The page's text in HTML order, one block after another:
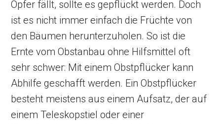
Opfer fällt, sollte es gepflückt werden. Doch
ist es nicht immer einfach die Früchte von
den Bäumen herunterzuholen. So ist die
Ernte vom Obstanbau ohne Hilfsmittel oft
sehr schwer: Mit einem Obstpflücker kann
Abhilfe geschafft werden. Ein Obstpflücker
besteht meistens aus einem Aufsatz, der auf
einem Teleskopstiel oder einer